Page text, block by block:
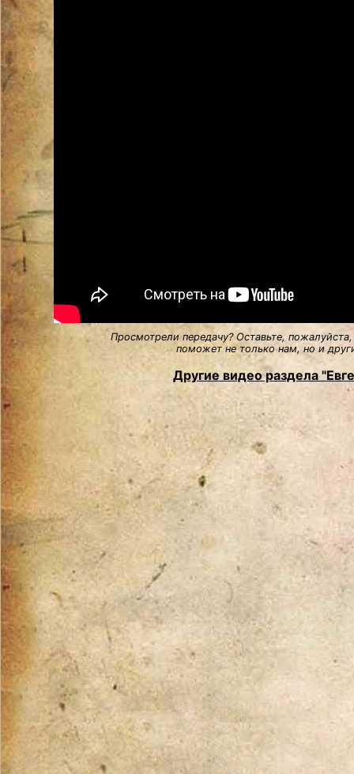
Просмотрели передачу? Оставьте,
поможет не только нам, но и
Другие видео раздела